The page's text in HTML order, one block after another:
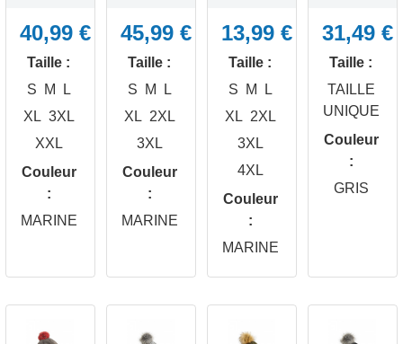
40,99 €
Taille :
S
M
L
XL 3XL
XXL
Couleur
:
MARINE
45,99 €
Taille :
S
M
L
XL 2XL
3XL
Couleur
:
MARINE
13,99 €
Taille :
S
M
L
XL 2XL
3XL
4XL
Couleur
:
MARINE
31,49 €
Taille :
TAILLE
UNIQUE
Couleur
:
GRIS

APERÇU

APERÇU
APERÇU
APERÇU